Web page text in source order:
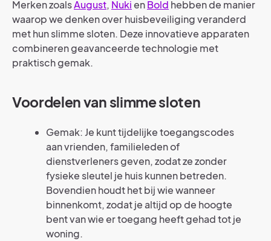
Merken zoalsAugust, NukienBold hebben de manier
waarop we denken over huisbeveiliging veranderd
met hun slimme sloten. Deze innovatieve apparaten
combineren geavanceerde technologie met
praktisch gemak.
Voordelen van slimme sloten
Gemak: Je kunt tijdelijke toegangscodes
aan vrienden, familieleden of
dienstverleners geven, zodat ze zonder
fysieke sleutel je huis kunnen betreden.
Bovendien houdt het bij wie wanneer
binnenkomt, zodat je altijd op de hoogte
bent van wie er toegang heeft gehad tot je
woning.